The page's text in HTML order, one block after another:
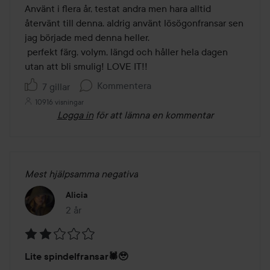
av
5
Använt i flera år, testat andra men hara alltid
återvänt till denna. aldrig använt lösögonfransar sen
jag började med denna heller.
utan att bli smulig! LOVE IT!!
7 gillar
Kommentera
10916 visningar
Logga in för att lämna en kommentar
Mest hjälpsamma negativa
Alicia
2 år
Inlägget skapades 2 år
2
Lite spindelfransar🕷️🥹